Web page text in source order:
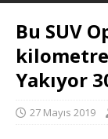
Bu SUV
Yakıyor
27 Mayıs 2019